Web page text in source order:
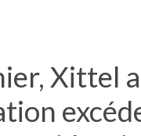
Xittel